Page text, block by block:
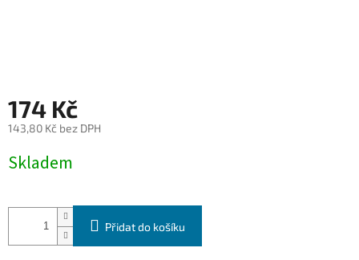
174 Kč
143,80 Kč bez DPH
cena:
Skladem
Přidat do košíku